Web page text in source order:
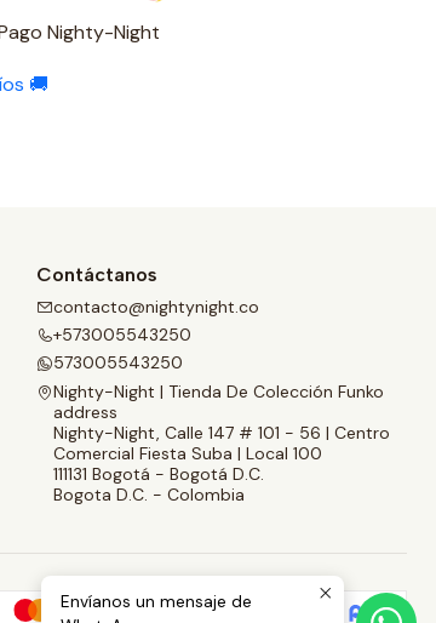
Nighty-Night
🚚
Contáctanos
contacto@nightynight.co
+573005543250
573005543250
Nighty-Night | Tienda De Colección Funko
address
Nighty-Night, Calle 147 # 101 - 56 | Centro
Comercial Fiesta Suba | Local 100
111131 Bogotá - Bogotá D.C.
Bogota D.C. - Colombia
Envíanos un mensaje de